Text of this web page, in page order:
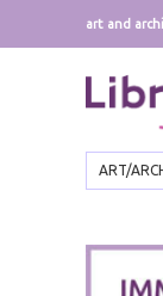
art and
ART/